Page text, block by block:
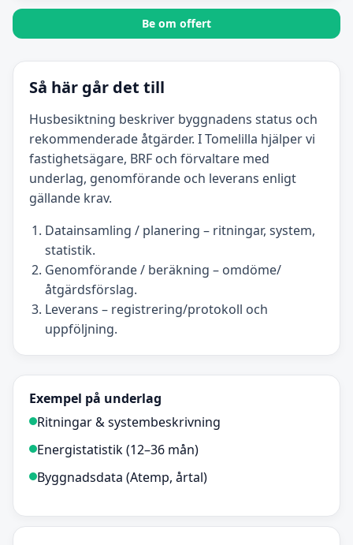
Be om offert
Så här går det till
Husbesiktning beskriver byggnadens status och
rekommenderade åtgärder. I Tomelilla hjälper vi
fastighetsägare, BRF och förvaltare med
underlag, genomförande och leverans enligt
gällande krav.
Datainsamling / planering – ritningar, system,
statistik.
Genomförande / beräkning – omdöme/
åtgärdsförslag.
Leverans – registrering/protokoll och
uppföljning.
Exempel på underlag
Ritningar & systembeskrivning
Energistatistik (12–36 mån)
Byggnadsdata (Atemp, årtal)